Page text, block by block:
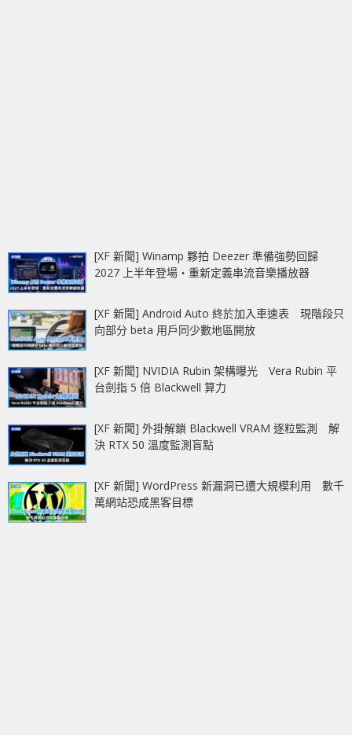
[XF 新聞] Winamp 夥拍 Deezer 準備強勢回歸
2027 上半年登場‧重新定義串流音樂播放器
[XF 新聞] Android Auto 終於加入車速表 現階段只
向部分 beta 用戶同少數地區開放
[XF 新聞] NVIDIA Rubin 架構曝光 Vera Rubin 平
台劍指 5 倍 Blackwell 算力
[XF 新聞] 外掛解鎖 Blackwell VRAM 逐粒監測 解
決 RTX 50 溫度監測盲點
[XF 新聞] WordPress 新漏洞已遭大規模利用 數千
萬網站恐成黑客目標